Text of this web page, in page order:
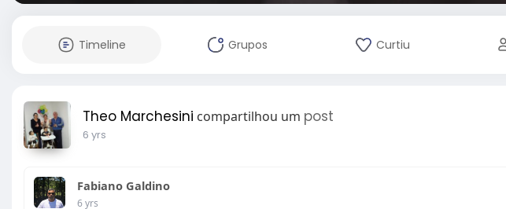
Timeline Grupos Curtiu
Theo Marchesini compartilhou um post
6 yrs
Fabiano Galdino
6 yrs